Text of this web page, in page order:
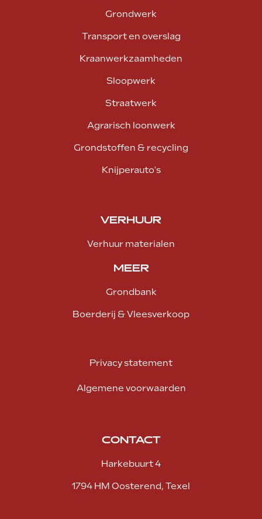
Grondwerk
Transport en overslag
Kraanwerkzaamheden
Sloopwerk
Straatwerk
Agrarisch loonwerk
Grondstoffen & recycling
Knijperauto's
VERHUUR
Verhuur materialen
MEER
Grondbank
Boerderij & Vleesverkoop
Privacy statement
Algemene voorwaarden
CONTACT
Harkebuurt 4
1794 HM Oosterend, Texel